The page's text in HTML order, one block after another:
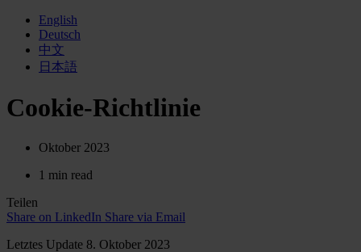
English
Deutsch
中文
日本語
Cookie-Richtlinie
Oktober 2023
1 min read
Teilen
Share on LinkedIn Share via Email
Letztes Update 8. Oktober 2023